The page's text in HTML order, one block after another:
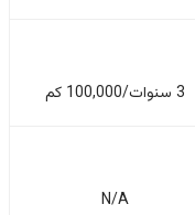
3 سنوات/100,000 كم
N/A